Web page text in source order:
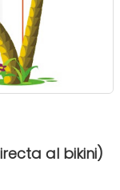
al bikini)